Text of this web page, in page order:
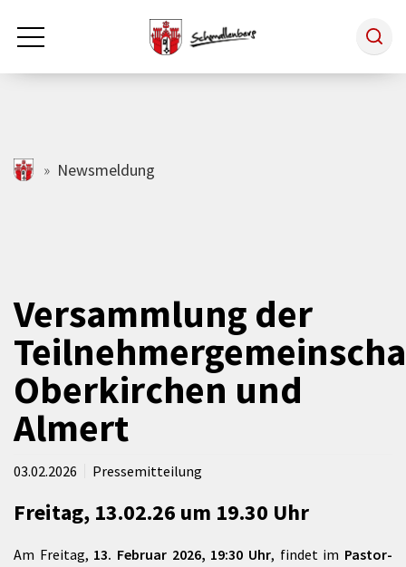
Zum Hauptinhalt springen
Rathaus & Politik
Freizeit & Kultur
Wirtschaft
schmallenberg.de
Newsmeldung
Versammlung der
Oberkirchen und
Almert
03.02.2026 Pressemitteilung
Freitag, 13.02.26 um 19.30 Uhr
Am Freitag, 13. Februar 2026, 19:30 Uhr, findet im Pastor-